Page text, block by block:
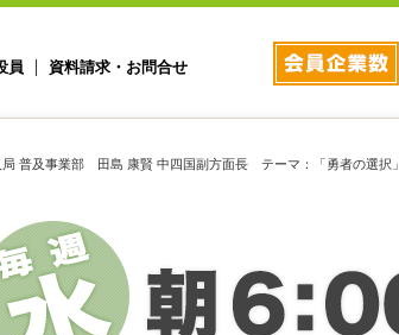
員 資料請求・お問合せ
普及事業部 田島 康賢 中四国副方面長 テーマ：「勇者の選択」